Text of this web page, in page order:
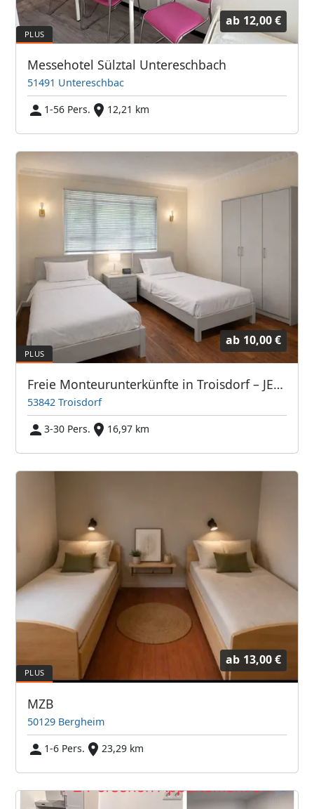
ab 12,00 €
Messehotel Sülztal Untereschbach
51491 Untereschbac
1-56 Pers.
12,21 km
ab 10,00 €
Freie Monteurunterkünfte in Troisdorf – JETZT anrufen! Wir sprechen auch Polnisch
53842 Troisdorf
3-30 Pers.
16,97 km
ab 13,00 €
MZB
50129 Bergheim
1-6 Pers.
23,29 km